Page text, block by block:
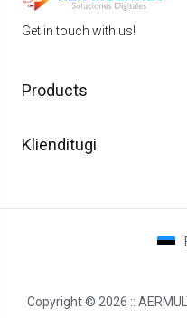
Get in touch with us!
Products
Klienditugi
Copyright © 2026 ::